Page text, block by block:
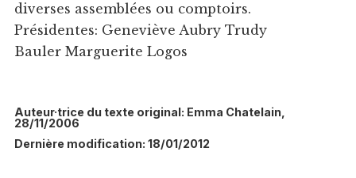
diverses assemblées ou comptoirs.
Présidentes: Geneviève Aubry Trudy
Bauler Marguerite Logos
Auteur·trice du texte original: Emma Chatelain,
28/11/2006
Dernière modification: 18/01/2012